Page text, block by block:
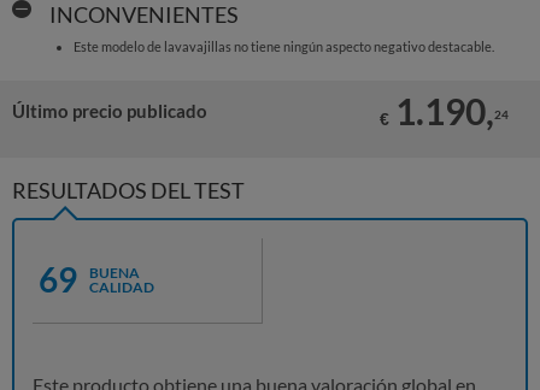
INCONVENIENTES
Este modelo de lavavajillas no tiene ningún aspecto negativo destacable.
Último precio publicado € 1.190,24
RESULTADOS DEL TEST
69
BUENA
CALIDAD
Este producto obtiene una buena valoración global en